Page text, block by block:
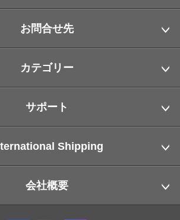
お問合せ先
カテゴリー
サポート
Shipping
会社概要